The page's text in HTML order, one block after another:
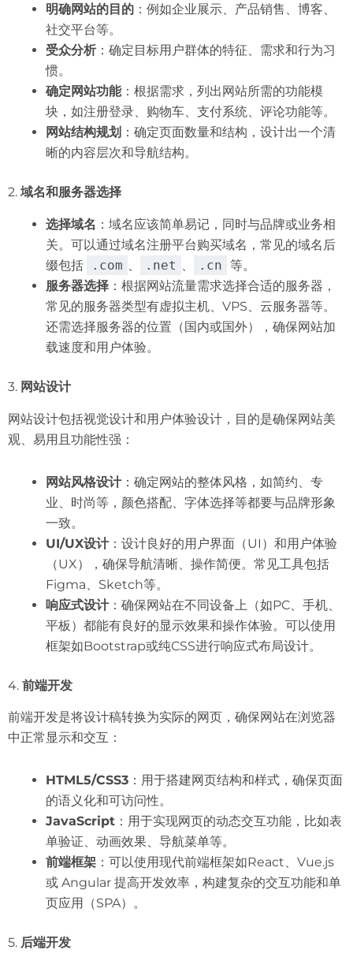
明确网站的目的 ：例如企业展示、产品销售、博客、
社交平台等。
受众分析 ：确定目标用户群体的特征、需求和行为习
惯。
确定网站功能：根据需求，列出网站所需的功能模
块，如注册登录、购物车、支付系统、评论功能等。
网站结构规划 ：确定页面数量和结构，设计出一个清
晰的内容层次和导航结构。
2. 域名和服务器选择
选择域名 ：域名应该简单易记，同时与品牌或业务相
关。可以通过域名注册平台购买域名，常见的域名后
缀包括
.com .net .cn
等。
服务器选择 ：根据网站流量需求选择合适的服务器，
常见的服务器类型有虚拟主机、VPS、云服务器等。
还需选择服务器的位置（国内或国外），确保网站加
载速度和用户体验。
3. 网站设计
网站设计包括视觉设计和用户体验设计，目的是确保网站美
观、易用且功能性强：
网站风格设计：确定网站的整体风格，如简约、专
业、时尚等，颜色搭配、字体选择等都要与品牌形象
一致。
UI/UX设计：设计良好的用户界面（UI）和用户体验
（UX），确保导航清晰、操作简便。常见工具包括
Figma、Sketch等。
响应式设计：确保网站在不同设备上（如PC、手机、
平板）都能有良好的显示效果和操作体验。可以使用
框架如Bootstrap或纯CSS进行响应式布局设计。
4. 前端开发
前端开发是将设计稿转换为实际的网页，确保网站在浏览器
中正常显示和交互：
HTML5/CSS3 ：用于搭建网页结构和样式，确保页面
的语义化和可访问性。
JavaScript ：用于实现网页的动态交互功能，比如表
单验证、动画效果、导航菜单等。
前端框架 ：可以使用现代前端框架如React、Vue.js
或 Angular 提高开发效率，构建复杂的交互功能和单
页应用（SPA）。
5. 后端开发